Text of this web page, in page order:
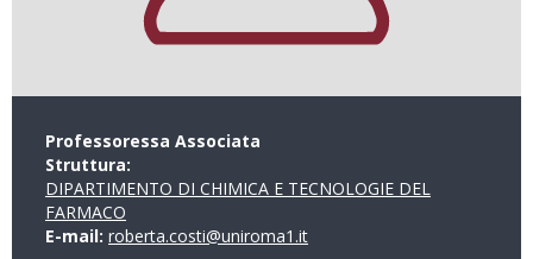
Professoressa Associata
Struttura:
DIPARTIMENTO DI CHIMICA E TECNOLOGIE DEL
FARMACO
E-mail: roberta.costi@uniroma1.it